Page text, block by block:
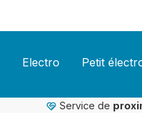
Electro Petit
Service de